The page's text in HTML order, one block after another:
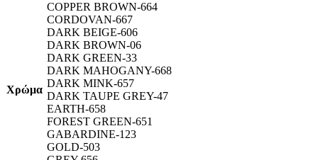
Χρώμα
COPPER BROWN-664
CORDOVAN-667
DARK BEIGE-606
DARK BROWN-06
DARK GREEN-33
DARK MAHOGANY-668
DARK MINK-657
DARK TAUPE GREY-47
EARTH-658
FOREST GREEN-651
GABARDINE-123
GOLD-503